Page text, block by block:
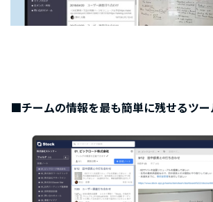
■チームの情報を最も簡単に残せるツ